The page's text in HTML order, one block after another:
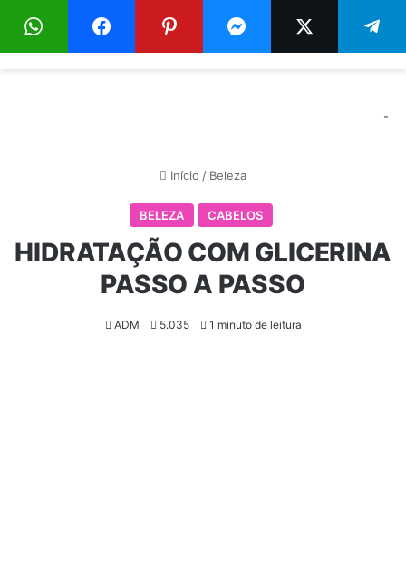
Menu
-
Início / Beleza
BELEZA CABELOS
HIDRATAÇÃO COM GLICERINA
PASSO A PASSO
ADM 5.035 1 minuto de leitura